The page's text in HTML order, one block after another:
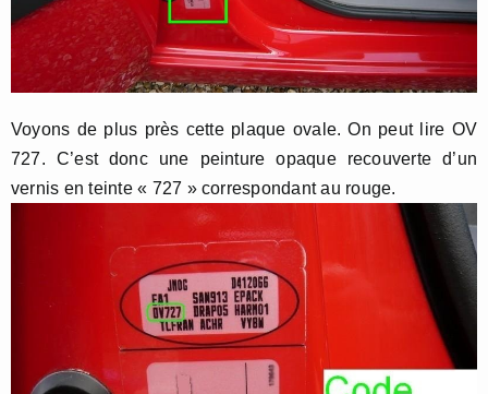
Voyons de plus près cette plaque ovale. On peut lire OV
727. C’est donc une peinture opaque recouverte d’un
vernis en teinte « 727 » correspondant au rouge.